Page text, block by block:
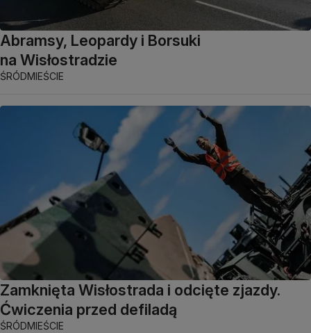
Abramsy, Leopardy i Borsuki
na Wisłostradzie
ŚRÓDMIEŚCIE
Zamknięta Wisłostrada i odcięte zjazdy.
Ćwiczenia przed defiladą
ŚRÓDMIEŚCIE